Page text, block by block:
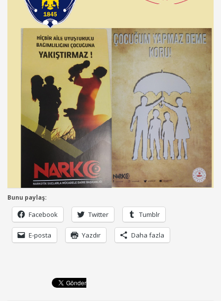
Bunu paylaş:
Facebook Twitter Tumblr
E-posta Yazdır Daha fazla